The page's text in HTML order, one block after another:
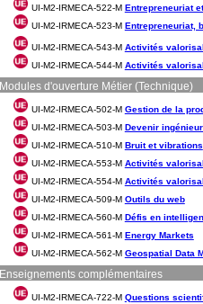
UI-M2-IRMECA-522-M Entrepreneuriat
UI-M2-IRMECA-523-M Entrepreneuriat,
UI-M2-IRMECA-543-M Activités
UI-M2-IRMECA-544-M Activités
Modules d'ouverture Métier (Technique)
UI-M2-IRMECA-502-M Gestion de la
UI-M2-IRMECA-503-M Devenir
UI-M2-IRMECA-510-M Bruit et vibrations
UI-M2-IRMECA-553-M Activités
UI-M2-IRMECA-554-M Activités
UI-M2-IRMECA-509-M Outils du web
UI-M2-IRMECA-560-M Défis en
UI-M2-IRMECA-561-M Energy Markets
UI-M2-IRMECA-562-M Geospatial Data
Enseignements complémentaires
UI-M2-IRMECA-722-M Questions